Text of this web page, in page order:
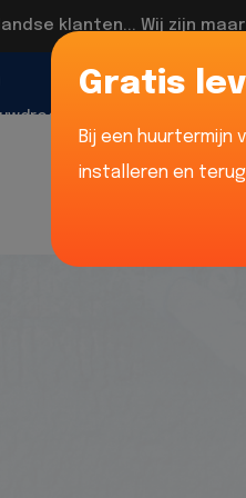
klanten... Wij zijn
Gratis
Bij een huurtermijn
installeren en